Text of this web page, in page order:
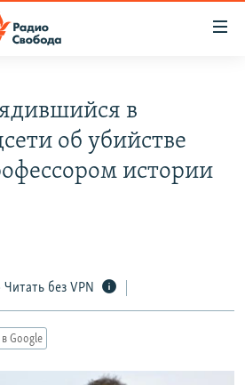
в
об убийстве
истории
Читать без VPN
Google